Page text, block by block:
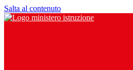
Salta al contenuto